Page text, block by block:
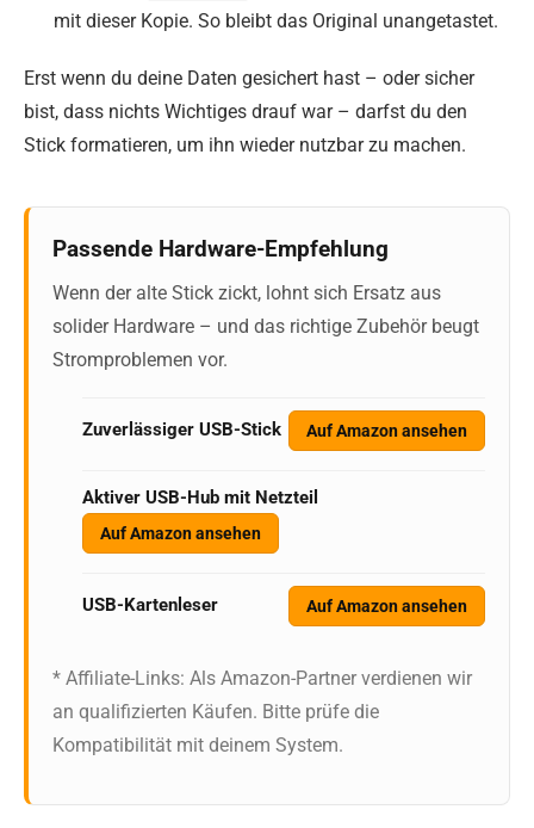
mit dieser Kopie. So bleibt das Original unangetastet.
Erst wenn du deine Daten gesichert hast – oder sicher
bist, dass nichts Wichtiges drauf war – darfst du den
Stick formatieren, um ihn wieder nutzbar zu machen.
Passende Hardware-Empfehlung
Wenn der alte Stick zickt, lohnt sich Ersatz aus
solider Hardware – und das richtige Zubehör beugt
Stromproblemen vor.
Zuverlässiger USB-Stick Auf Amazon ansehen
Aktiver USB-Hub mit Netzteil
Auf Amazon ansehen
USB-Kartenleser Auf Amazon ansehen
* Affiliate-Links: Als Amazon-Partner verdienen wir
an qualifizierten Käufen. Bitte prüfe die
Kompatibilität mit deinem System.